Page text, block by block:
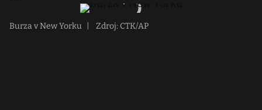
Burza v New Yorku Zdroj: CTK/AP